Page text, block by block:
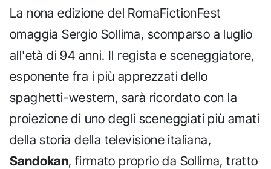
La nona edizione del RomaFictionFest
omaggia Sergio Sollima, scomparso a luglio
all'età di 94 anni. Il regista e sceneggiatore,
esponente fra i più apprezzati dello
spaghetti-western, sarà ricordato con la
proiezione di uno degli sceneggiati più amati
della storia della televisione italiana,
Sandokan, firmato proprio da Sollima, tratto